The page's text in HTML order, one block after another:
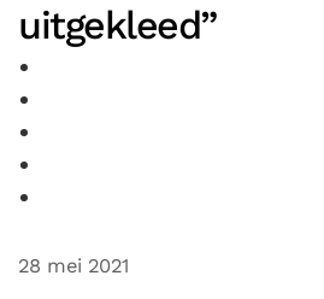
uitgekleed”
28 mei 2021